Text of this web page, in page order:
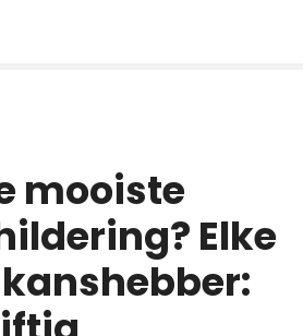
mooiste
Elke